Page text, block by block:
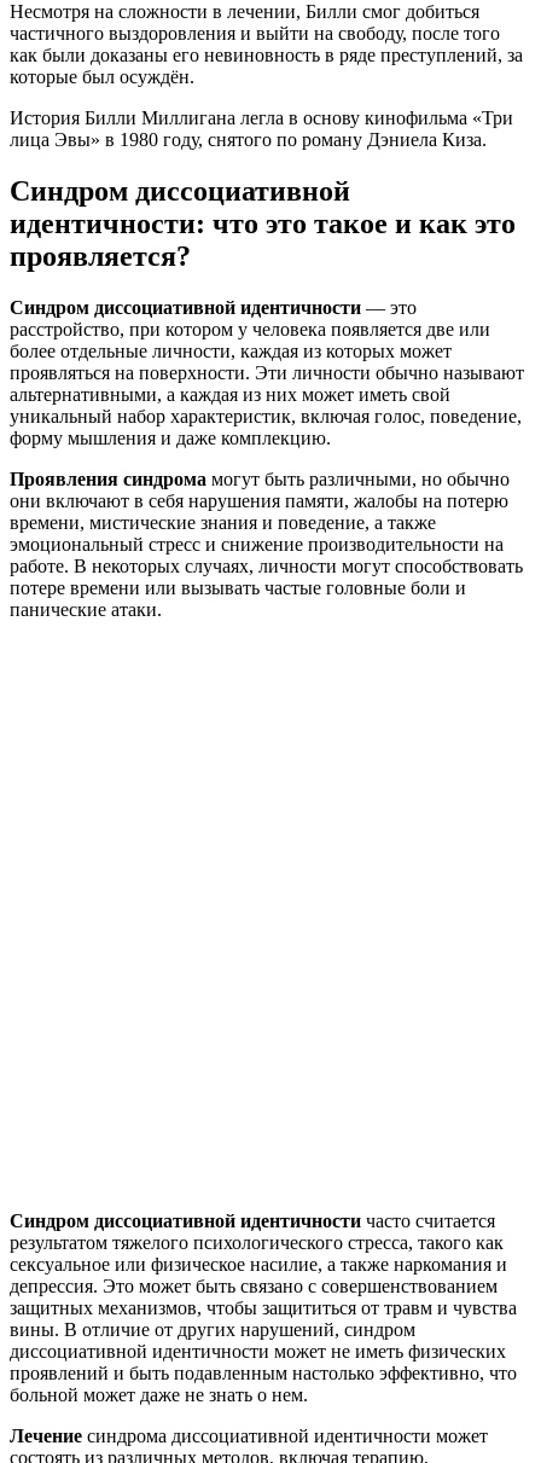
Несмотря на сложности в лечении, Билли смог добиться
частичного выздоровления и выйти на свободу, после того
как были доказаны его невиновность в ряде преступлений, за
которые был осуждён.
История Билли Миллигана легла в основу кинофильма «Три
лица Эвы» в 1980 году, снятого по роману Дэниела Киза.
Синдром диссоциативной
идентичности: что это такое и как это
проявляется?
Синдром диссоциативной идентичности — это
расстройство, при котором у человека появляется две или
более отдельные личности, каждая из которых может
проявляться на поверхности. Эти личности обычно называют
альтернативными, а каждая из них может иметь свой
уникальный набор характеристик, включая голос, поведение,
форму мышления и даже комплекцию.
Проявления синдрома могут быть различными, но обычно
они включают в себя нарушения памяти, жалобы на потерю
времени, мистические знания и поведение, а также
эмоциональный стресс и снижение производительности на
работе. В некоторых случаях, личности могут способствовать
потере времени или вызывать частые головные боли и
панические атаки.
Синдром диссоциативной идентичности часто считается
результатом тяжелого психологического стресса, такого как
сексуальное или физическое насилие, а также наркомания и
депрессия. Это может быть связано с совершенствованием
защитных механизмов, чтобы защититься от травм и чувства
вины. В отличие от других нарушений, синдром
диссоциативной идентичности может не иметь физических
проявлений и быть подавленным настолько эффективно, что
больной может даже не знать о нем.
Лечение синдрома диссоциативной идентичности может
состоять из различных методов, включая терапию,